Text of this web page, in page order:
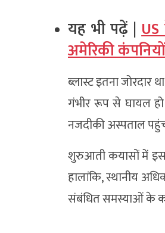
यह भी पढ़ें |
अमेरिकी
ब्लास्ट इतना
गंभीर रूप से घायल
नजदीकी अस्पताल
शुरुआती कयासों में इस
हालांकि, स्थानीय
संबंधित समस्याओं के